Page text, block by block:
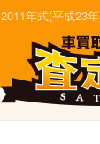
2011年式(平成23